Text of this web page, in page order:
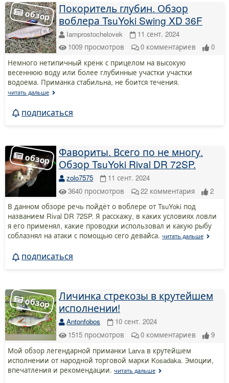
Покоритель глубин. Обзор
воблера TsuYoki Swing XD 36F
Iamprostochelovek
11 сент. 2024
1009 просмотров 0 комментариев
0
Немного нетипичный кренк с прицелом на высокую
весеннюю воду или более глубинные участки участки
водоема. Приманка стабильна, не боится течения.
читать дальше
подписаться
Фавориты. Всего по не многу.
Обзор TsuYoki Rival DR 72SP.
zolo7575
11 сент. 2024
3640 просмотров 22 комментария
2
В данном обзоре речь пойдёт о воблере от TsuYoki под
названием Rival DR 72SP. Я расскажу, в каких условиях ловли
я его применял, какие проводки использовал и какую рыбу
соблазнял на атаки с помощью сего девайса. читать дальше
подписаться
Личинка стрекозы в крутейшем
исполнении!
Antonfobos
10 сент. 2024
1515 просмотров 0 комментариев
9
Мой обзор легендарной приманки Larva в крутейшем
исполнении от народной торговой марки Kosadaka. Эмоции,
впечатления и рекомендации. читать дальше